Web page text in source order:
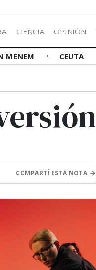
CIENCIA OPINIÓN
MENEM CEUTA
COMPARTÍ ESTA NOTA